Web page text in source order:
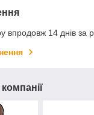
впродовж 14 днів за